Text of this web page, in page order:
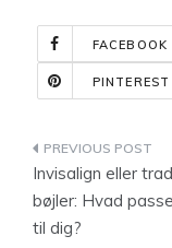
FACEBOOK
PINTEREST
Invisalign eller
bøjler: Hvad
til dig?